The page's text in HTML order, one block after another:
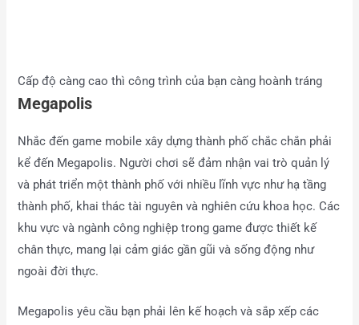
Cấp độ càng cao thì công trình của bạn càng hoành tráng
Megapolis
Nhắc đến game mobile xây dựng thành phố chắc chắn phải
kể đến Megapolis. Người chơi sẽ đảm nhận vai trò quản lý
và phát triển một thành phố với nhiều lĩnh vực như hạ tầng
thành phố, khai thác tài nguyên và nghiên cứu khoa học. Các
khu vực và ngành công nghiệp trong game được thiết kế
chân thực, mang lại cảm giác gần gũi và sống động như
ngoài đời thực.
Megapolis yêu cầu bạn phải lên kế hoạch và sắp xếp các